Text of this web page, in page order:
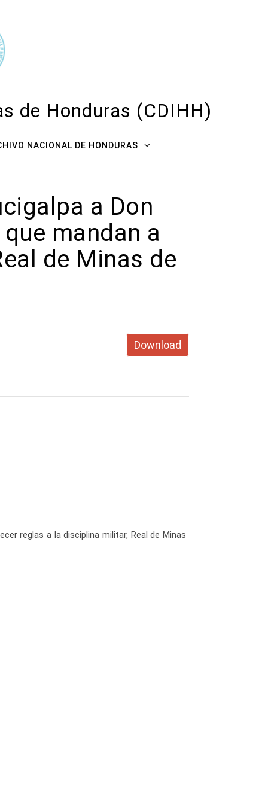
de Honduras (CDIHH)
NACIONAL DE HONDURAS
a Don
mandan a
de Minas de
Download
reglas a la disciplina militar, Real de Minas